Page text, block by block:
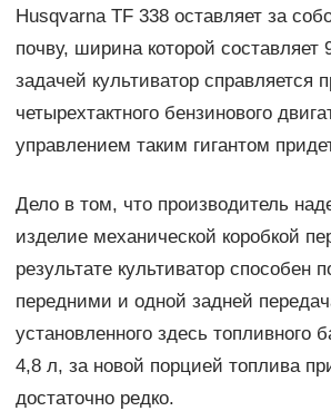
Husqvarna TF 338 оставляет за
почву, ширина которой
задачей культиватор справляется
четырехтактного бензинового
управлением таким гигантом
Дело в том, что производитель
изделие механической коробкой
результате культиватор способен
передними и одной задней
установленного здесь топливного
4,8 л, за новой порцией топлива
достаточно редко.